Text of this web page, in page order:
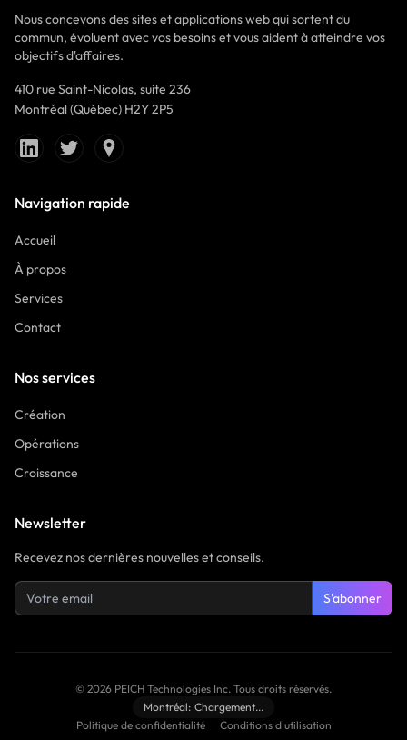
Nous concevons des sites et applications web qui sortent du
commun, évoluent avec vos besoins et vous aident à atteindre vos
objectifs d'affaires.
410 rue Saint-Nicolas, suite 236
Montréal (Québec) H2Y 2P5
Navigation rapide
Accueil
À propos
Services
Contact
Nos services
Création
Opérations
Croissance
Newsletter
Recevez nos dernières nouvelles et conseils.
S'abonner
© 2026 PEICH Technologies Inc. Tous droits réservés.
Montréal: Chargement...
Politique de confidentialité
Conditions d'utilisation